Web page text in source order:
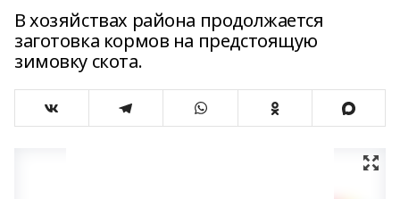
В хозяйствах района продолжается
заготовка кормов на предстоящую
зимовку скота.